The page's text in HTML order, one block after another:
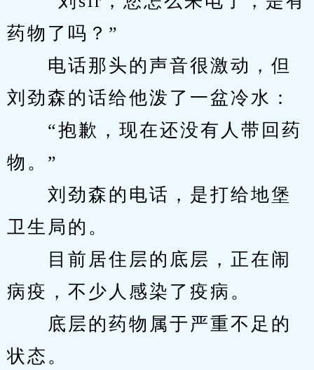
药物了吗？”
电话那头的声音很激动，但
刘劲森的话给他泼了一盆冷水：
“抱歉，现在还没有人带回药
物。”
刘劲森的电话，是打给地堡
卫生局的。
目前居住层的底层，正在闹
病疫，不少人感染了疫病。
底层的药物属于严重不足的
状态。